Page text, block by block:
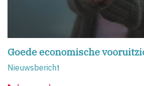
Goede economische
Nieuwsbericht